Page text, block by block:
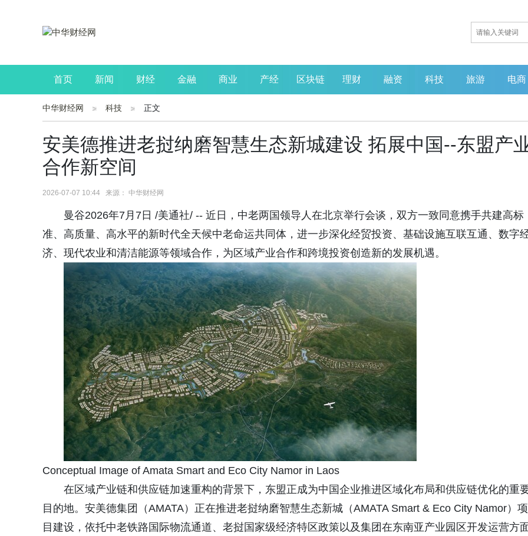
首页 新闻 财经 金融 商业 产经 区块链 理财 融资 科技 旅游 电商
公司 生活 读书
中华财经网 科技 正文
安美德推进老挝纳磨智慧生态新城建设 拓展中国--东盟产
合作新空间
2026-07-07 10:44 来源： 中华财经网
曼谷2026年7月7日 /美通社/ -- 近日，中老两国领导人在北京举行会谈，双方一致同意携手共建高标
准、高质量、高水平的新时代全天候中老命运共同体，进一步深化经贸投资、基础设施互联互通、数字
济、现代农业和清洁能源等领域合作，为区域产业合作和跨境投资创造新的发展机遇。
Conceptual Image of Amata Smart and Eco City Namor in Laos
在区域产业链和供应链加速重构的背景下，东盟正成为中国企业推进区域化布局和供应链优化的重
目的地。安美德集团（AMATA）正在推进老挝纳磨智慧生态新城（AMATA Smart & Eco City Namor）项
目建设，依托中老铁路国际物流通道、老挝国家级经济特区政策以及集团在东南亚产业园区开发运营方
循证赋能创新，微生态引领